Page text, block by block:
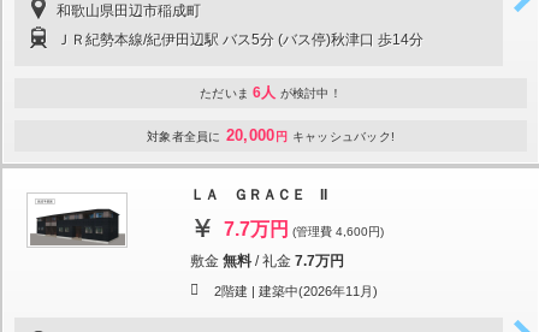
和歌山県田辺市稲成町
ＪＲ紀勢本線/紀伊田辺駅 バス5分 (バス停)秋津口 歩14分
ただいま 6人 が検討中！
対象者全員に 20,000 円 キャッシュバック!
ＬＡ ＧＲＡＣＥ II
7.7万円 (管理費 4,600円)
敷金 無料 /礼金 7.7万円
2階建 | 建築中(2026年11月)